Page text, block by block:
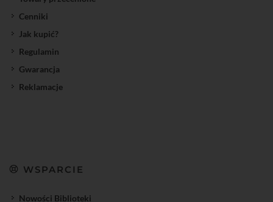
Cenniki
Jak kupić?
Regulamin
Gwarancja
Reklamacje
WSPARCIE
Nowości Biblioteki